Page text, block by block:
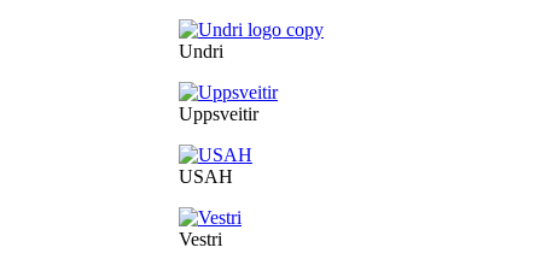
Undri
Uppsveitir
USAH
Vestri